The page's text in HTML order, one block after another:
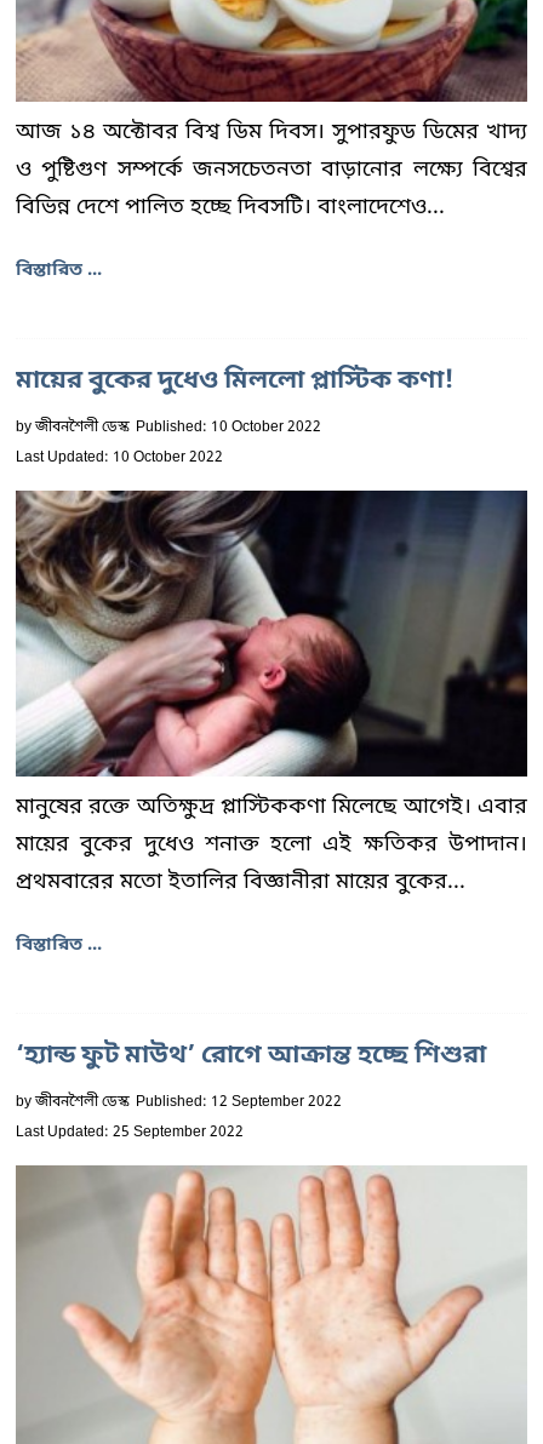
আজ ১৪ অক্টোবর বিশ্ব ডিম দিবস। সুপারফুড ডিমের খাদ্য
ও পুষ্টিগুণ সম্পর্কে জনসচেতনতা বাড়ানোর লক্ষ্যে বিশ্বের
বিভিন্ন দেশে পালিত হচ্ছে দিবসটি। বাংলাদেশেও...
বিস্তারিত ...
মায়ের বুকের দুধেও মিললো প্লাস্টিক কণা!
byজীবনশৈলী ডেস্ক Published: 10 October 2022
Last Updated: 10 October 2022
মানুষের রক্তে অতিক্ষুদ্র প্লাস্টিককণা মিলেছে আগেই। এবার
মায়ের বুকের দুধেও শনাক্ত হলো এই ক্ষতিকর উপাদান।
প্রথমবারের মতো ইতালির বিজ্ঞানীরা মায়ের বুকের...
বিস্তারিত ...
‘হ্যান্ড ফুট মাউথ’ রোগে আক্রান্ত হচ্ছে শিশুরা
byজীবনশৈলী ডেস্ক Published: 12 September 2022
Last Updated: 25 September 2022